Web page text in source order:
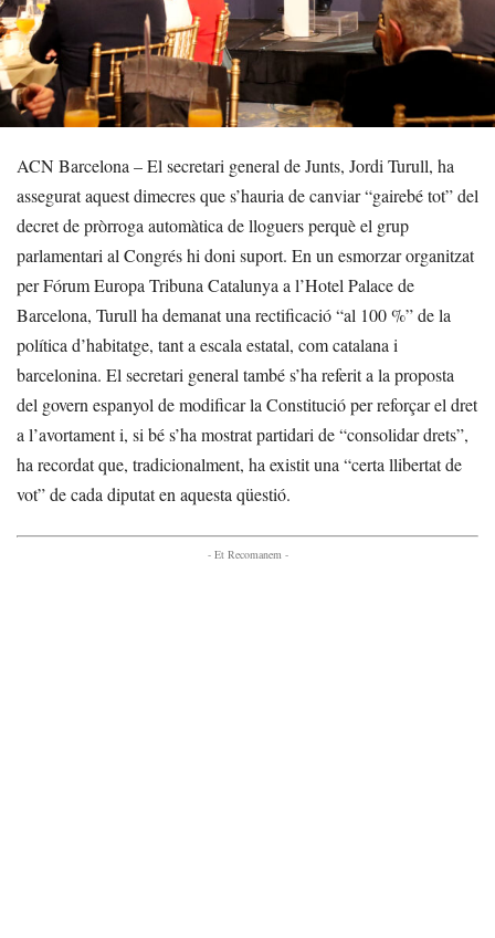
ACN Barcelona – El secretari general de Junts, Jordi Turull, ha
assegurat aquest dimecres que s’hauria de canviar “gairebé tot” del
decret de pròrroga automàtica de lloguers perquè el grup
parlamentari al Congrés hi doni suport. En un esmorzar organitzat
per Fórum Europa Tribuna Catalunya a l’Hotel Palace de
Barcelona, Turull ha demanat una rectificació “al 100 %” de la
política d’habitatge, tant a escala estatal, com catalana i
barcelonina. El secretari general també s’ha referit a la proposta
del govern espanyol de modificar la Constitució per reforçar el dret
a l’avortament i, si bé s’ha mostrat partidari de “consolidar drets”,
ha recordat que, tradicionalment, ha existit una “certa llibertat de
vot” de cada diputat en aquesta qüestió.
- Et Recomanem -